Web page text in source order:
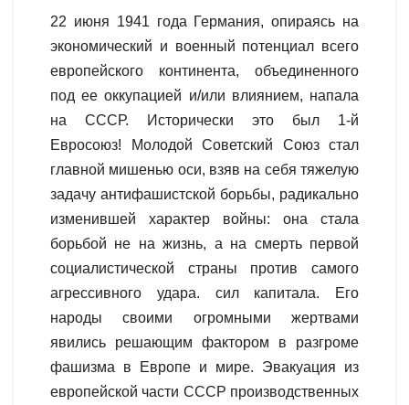
22 июня 1941 года Германия, опираясь на
экономический и военный потенциал всего
европейского континента, объединенного
под ее оккупацией и/или влиянием, напала
на СССР. Исторически это был 1-й
Евросоюз! Молодой Советский Союз стал
главной мишенью оси, взяв на себя тяжелую
задачу антифашистской борьбы, радикально
изменившей характер войны: она стала
борьбой не на жизнь, а на смерть первой
социалистической страны против самого
агрессивного удара. сил капитала. Его
народы своими огромными жертвами
явились решающим фактором в разгроме
фашизма в Европе и мире. Эвакуация из
европейской части СССР производственных